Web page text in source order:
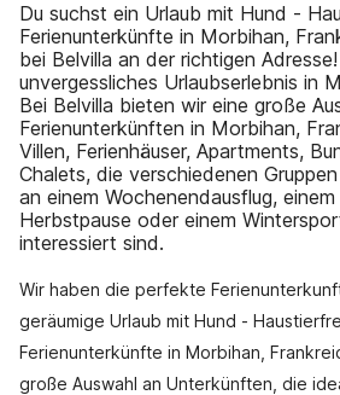
Du suchst ein Urlaub mit Hund -
Ferienunterkünfte in Morbihan,
bei Belvilla an der richtigen
unvergessliches Urlaubserlebnis in
Bei Belvilla bieten wir eine große
Ferienunterkünften in Morbihan,
Villen, Ferienhäuser, Apartments,
Chalets, die verschiedenen
an einem Wochenendausflug,
Herbstpause oder einem
interessiert sind.
Wir haben die perfekte
geräumige Urlaub mit Hund -
Ferienunterkünfte in Morbihan,
große Auswahl an Unterkünften, die